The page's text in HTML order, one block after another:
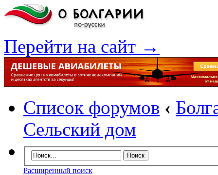
Перейти на сайт →
Список форумов ‹
Сельский дом
Расширенный поиск